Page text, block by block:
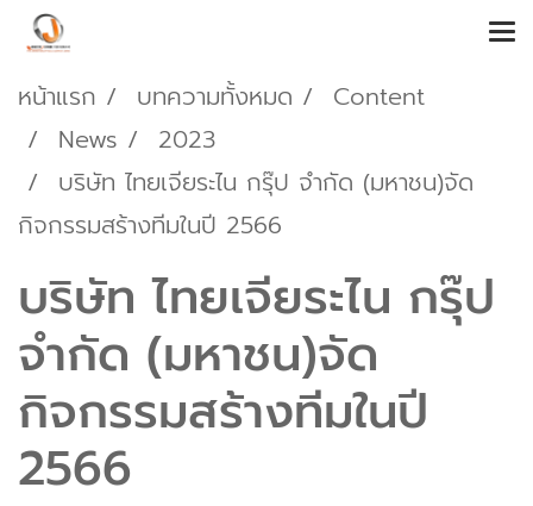
หน้าแรก บทความทั้งหมด
Content
News
2023
บริษัท ไทยเจียระไน กรุ๊ป จำกัด (มหาชน)จัด
กิจกรรมสร้างทีมในปี 2566
บริษัท ไทยเจียระไน กรุ๊ป
จำกัด (มหาชน)จัด
กิจกรรมสร้างทีมในปี
2566